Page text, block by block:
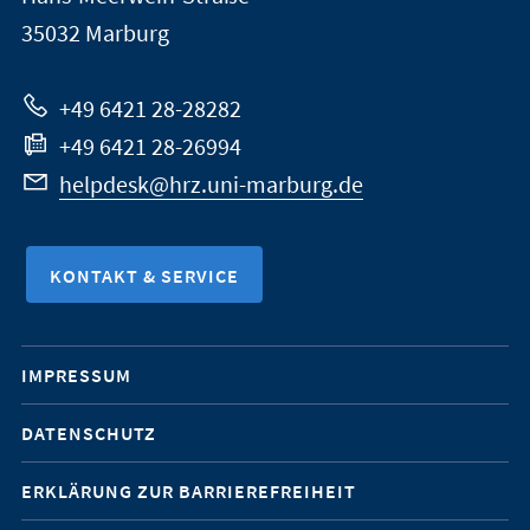
zur
Website
Marburg
35032 Marburg
+49 6421 28-28282
+49 6421 28-26994
helpdesk@hrz.uni-marburg.de
KONTAKT & SERVICE
Mobile-
Service-
Navigation
IMPRESSUM
DATENSCHUTZ
ERKLÄRUNG ZUR BARRIEREFREIHEIT